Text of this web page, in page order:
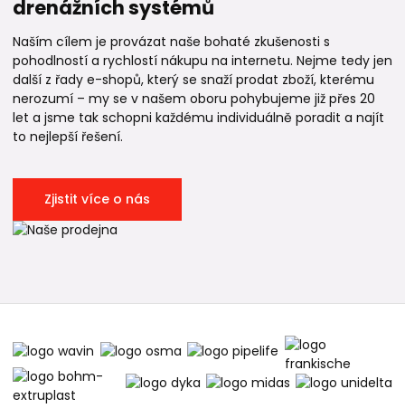
drenážních systémů
Naším cílem je provázat naše bohaté zkušenosti s
pohodlností a rychlostí nákupu na internetu. Nejme tedy jen
další z řady e-shopů, který se snaží prodat zboží, kterému
nerozumí – my se v našem oboru pohybujeme již přes 20
let a jsme tak schopni každému individuálně poradit a najít
to nejlepší řešení.
Zjistit více o nás